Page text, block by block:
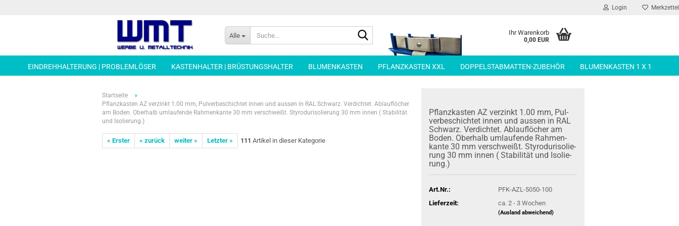
Login Merkzettel
Alle Ihr Warenkorb
0,00 EUR
EINDREHHALTERUNG | PROBLEMLÖSER KASTENHALTER | BRÜSTUNGSHALTER BLUMENKASTEN PFLANZKASTEN XXL DOPPELSTABMATTEN-ZUBEHÖR BLUMENKASTEN 1 X 1
Startseite »
Pflanzkasten AZ verzinkt 1.00 mm, Pulverbeschichtet innen und aussen in RAL Schwarz. Verdichtet. Ablauflöcher
am Boden. Oberhalb umlaufende Rahmenkante 30 mm verschweißt. Styrodurisolierung 30 mm innen ( Stabilität
und Isolierung.)
« Erster « zurück weiter » Letzter » 111 Artikel in dieser Kategorie
Pflanz­kas­ten AZ ver­zinkt 1.00 mm, Pul­
ver­be­schich­tet innen und aus­sen in RAL
Schwarz. Ver­dich­tet. Ab­lauf­lö­cher am
Boden. Ober­halb um­lau­fen­de Rah­men­
kan­te 30 mm ver­schweißt. Sty­ro­dur­iso­lie­
rung 30 mm innen ( Sta­bi­li­tät und Iso­lie­
rung.)
Art.Nr.:
PFK-AZL-5050-100
Lieferzeit:
ca. 2 - 3 Wochen
(Ausland abweichend)